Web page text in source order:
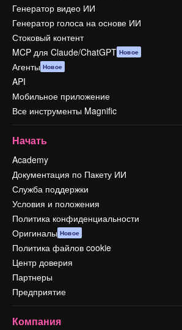
Генератор видео ИИ
Генератор голоса на основе ИИ
Стоковый контент
MCP для Claude/ChatGPT Новое
Агенты Новое
API
Мобильное приложение
Все инструменты Magnific
Начать
Academy
Документация по Пакету ИИ
Служба поддержки
Условия и положения
Политика конфиденциальности
Оригиналы Новое
Политика файлов cookie
Центр доверия
Партнеры
Предприятие
Компания